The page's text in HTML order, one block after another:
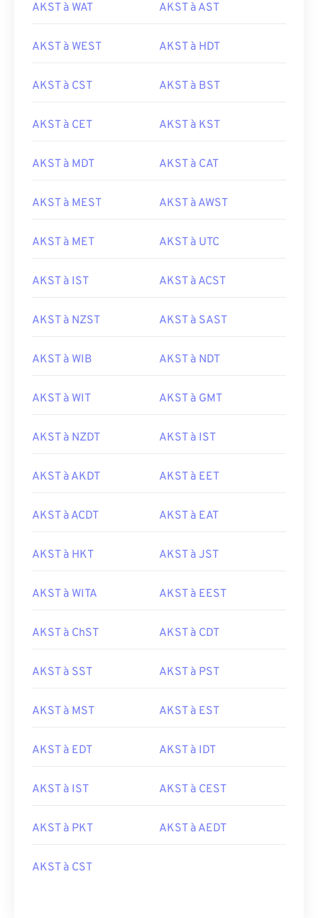
AKST à WAT AKST à AST
AKST à WEST AKST à HDT
AKST à CST AKST à BST
AKST à CET AKST à KST
AKST à MDT AKST à CAT
AKST à MEST AKST à AWST
AKST à MET AKST à UTC
AKST à IST AKST à ACST
AKST à NZST AKST à SAST
AKST à WIB AKST à NDT
AKST à WIT AKST à GMT
AKST à NZDT AKST à IST
AKST à AKDT AKST à EET
AKST à ACDT AKST à EAT
AKST à HKT AKST à JST
AKST à WITA AKST à EEST
AKST à ChST AKST à CDT
AKST à SST AKST à PST
AKST à MST AKST à EST
AKST à EDT AKST à IDT
AKST à IST AKST à CEST
AKST à PKT AKST à AEDT
AKST à CST